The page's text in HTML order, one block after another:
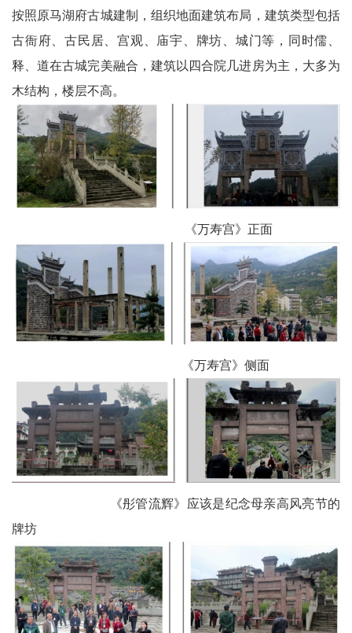
卫
报
民
生
播
报
视
频
播
报
会
议
播
按照原马湖府古城建制，组织地面建筑布局，建筑类型包括
古衙府、古民居、宫观、庙宇、牌坊、城门等，同时儒、
释、道在古城完美融合，建筑以四合院几进房为主，大多为
木结构，楼层不高。
《万寿宫》正面
《万寿宫》侧面
《彤管流辉》应该是纪念母亲高风亮节的
牌坊